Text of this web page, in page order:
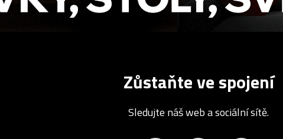
Zůstaňte ve spojení
Sledujte náš web a sociální sítě.